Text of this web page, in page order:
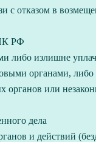
с отказом в
РФ
либо излишне
органами,
или
дела
и действий